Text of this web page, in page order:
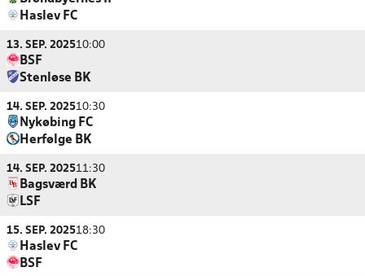
Haslev FC
13. SEP. 202510:00
BSF
Stenløse BK
14. SEP. 202510:30
Nykøbing FC
Herfølge BK
14. SEP. 202511:30
Bagsværd BK
LSF
15. SEP. 202518:30
Haslev FC
BSF